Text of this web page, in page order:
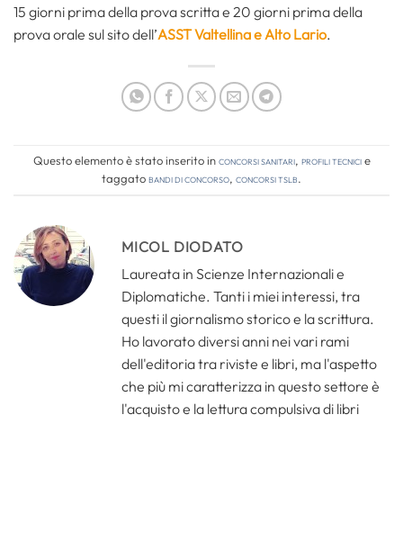
15 giorni prima della prova scritta e 20 giorni prima della
prova orale sul sito dell’ASST Valtellina e Alto Lario.
Questo elemento è stato inserito inConcorsi Sanitari, Profili tecnicie
taggatobandi di concorso, concorsi tslb.
MICOL DIODATO
Laureata in Scienze Internazionali e
Diplomatiche. Tanti i miei interessi, tra
questi il giornalismo storico e la scrittura.
Ho lavorato diversi anni nei vari rami
dell'editoria tra riviste e libri, ma l'aspetto
che più mi caratterizza in questo settore è
l'acquisto e la lettura compulsiva di libri